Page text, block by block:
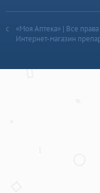
«Моя Аптека» | Все
Интернет-магазин